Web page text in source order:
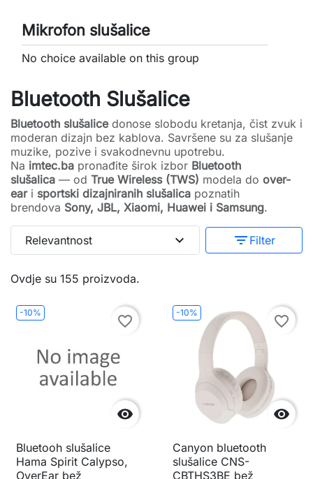
Mikrofon slušalice
No choice available on this group
Bluetooth Slušalice
Bluetooth slušalicedonose slobodu kretanja, čist zvuk i
moderan dizajn bez kablova. Savršene su za slušanje
muzike, pozive i svakodnevnu upotrebu.
Na imtec.ba pronađite širok izbor Bluetooth
slušalica — od True Wireless (TWS) modela do over-
eari sportski dizajniranih slušalica poznatih
brendova Sony, JBL, Xiaomi, Huawei i Samsung.
Ovdje su 155 proizvoda.
Relevantnost expand_more filter_list Filter
-10%

favorite_border
Bluetooh slušalice
Hama Spirit Calypso,
OverEar bež
-10%

favorite_border
Canyon bluetooth
slušalice CNS-
CBTHS3BE bež